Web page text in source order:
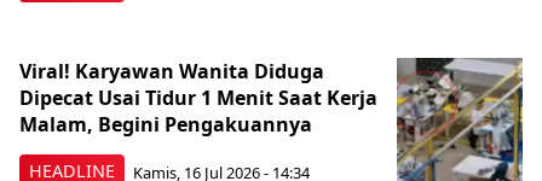
HEADLINE
Viral! Karyawan Wanita Diduga
Dipecat Usai Tidur 1 Menit Saat Kerja
Malam, Begini Pengakuannya
Kamis, 16 Jul 2026 - 14:34